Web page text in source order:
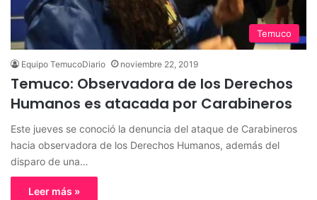
Temuco
Equipo TemucoDiario noviembre 22, 2019
Temuco: Observadora de los Derechos
Humanos es atacada por Carabineros
Este jueves se conoció la denuncia del ataque de Carabineros
hacia observadora de los Derechos Humanos, además del
disparo de una…
Leer más »